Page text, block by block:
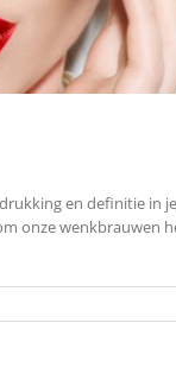
en definitie in
onze wenkbrauwen